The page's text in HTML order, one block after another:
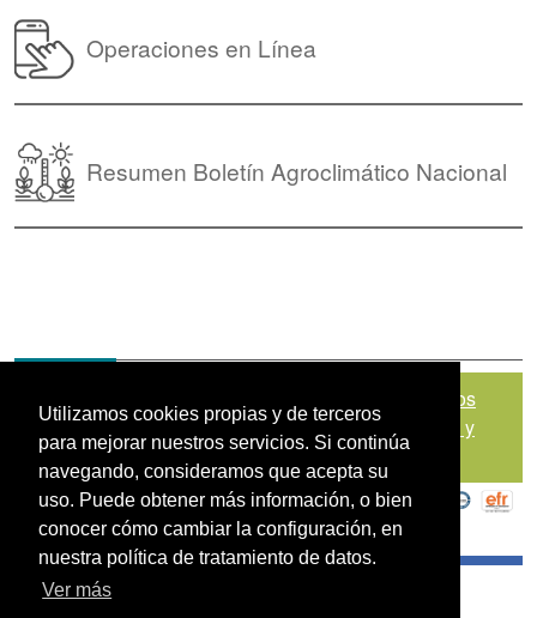
Utilizamos cookies propias y de terceros
para mejorar nuestros servicios. Si continúa
navegando, consideramos que acepta su
uso. Puede obtener más información, o bien
conocer cómo cambiar la configuración, en
nuestra política de tratamiento de datos.
Ver más
Operaciones en Línea
Resumen Boletín Agroclimático Nacional
Política de Tratamiento de Datos
Personales|Políticas de Seguridad, Términos y
Condiciones de Uso